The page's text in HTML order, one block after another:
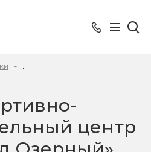
Предосталение льготного
центр